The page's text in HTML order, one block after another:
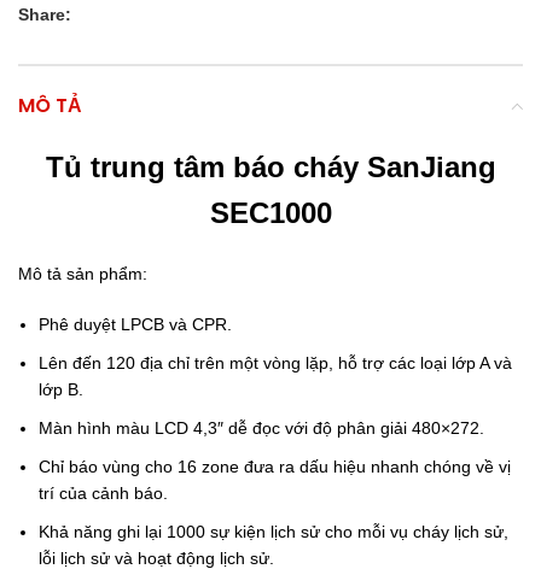
Share:
MÔ TẢ
Tủ trung tâm báo cháy SanJiang
SEC1000
Mô tả sản phẩm:
Phê duyệt LPCB và CPR.
Lên đến 120 địa chỉ trên một vòng lặp, hỗ trợ các loại lớp A và
lớp B.
Màn hình màu LCD 4,3″ dễ đọc với độ phân giải 480×272.
Chỉ báo vùng cho 16 zone đưa ra dấu hiệu nhanh chóng về vị
trí của cảnh báo.
Khả năng ghi lại 1000 sự kiện lịch sử cho mỗi vụ cháy lịch sử,
lỗi lịch sử và hoạt động lịch sử.